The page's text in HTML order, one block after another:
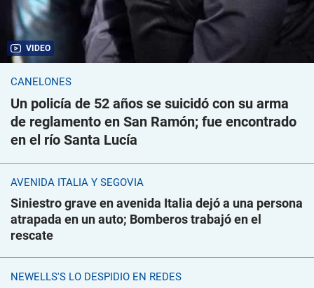
VIDEO
CANELONES
Un policía de 52 años se suicidó con su arma
de reglamento en San Ramón; fue encontrado
en el río Santa Lucía
AVENIDA ITALIA Y SEGOVIA
Siniestro grave en avenida Italia dejó a una persona
atrapada en un auto; Bomberos trabajó en el
rescate
NEWELLS'S LO DESPIDIÓ EN REDES